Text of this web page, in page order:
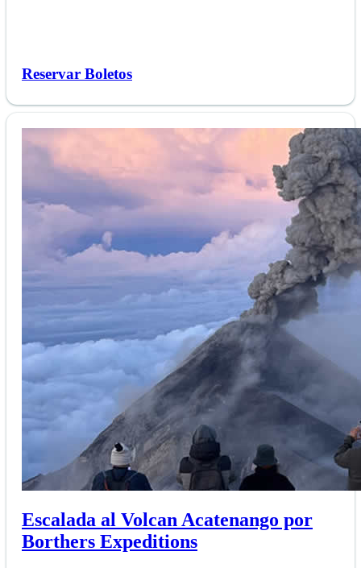
Reservar Boletos
Escalada al Volcan Acatenango por
Borthers Expeditions